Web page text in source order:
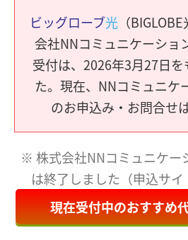
ビッグローブ光（
会社NNコミュニケーショ
受付は、2026年3月27日
た。現在、NNコミュニケ
のお申込み・お問合せ
※ 株式会社NNコミュニケー
は終了しました（申込サイ
現在受付中のおすすめ